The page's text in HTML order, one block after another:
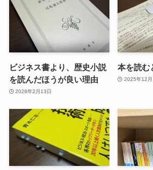
ビジネス書より、歴史小説
を読んだほうが良い理由
2026年2月13日
本を読む
2025年12月